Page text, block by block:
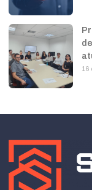
16